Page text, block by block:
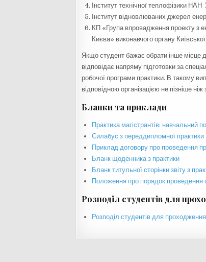
Інститут технічної теплофізики НАН
Інститут відновлюваних джерел
КП «Група впровадження проекту з
Києва» виконавчого органу
Якщо студент бажає обрати інше
відповідає напряму підготовки за
робочої програми практики. В такому
відповідною організацією не пізніше
Бланки та приклади
Практика магістрантів: навчальний
Силабус з переддипломної практики
Приклад договору про проведення
Бланк щоденника з практики
Бланк титульної сторінки звіту з
Положення про порядок проведення
Розподіл студентів для
Розподіл студентів для